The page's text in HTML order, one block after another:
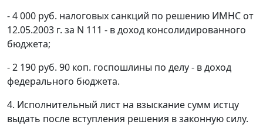
- 4 000 руб. налоговых санкций по решению ИМНС от
12.05.2003 г. за N 111 - в доход консолидированного
бюджета;
- 2 190 руб. 90 коп. госпошлины по делу - в доход
федерального бюджета.
4. Исполнительный лист на взыскание сумм истцу
выдать после вступления решения в законную силу.